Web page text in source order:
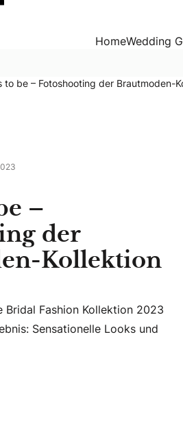
der Brautmoden-Kollektion
HomeWedding
to be – Fotoshooting der Brautmoden-
–
der
Kollektion
Fashion Kollektion 2023
Fashion Kollektion 2023
Sensationelle Looks und